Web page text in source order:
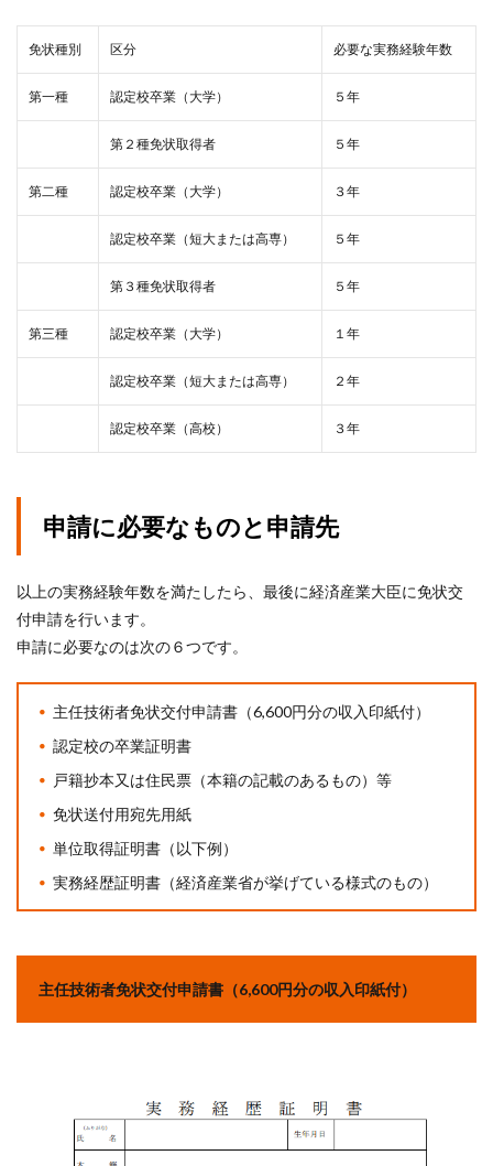
免状種別 区分 必要な実務経験年数
第一種 認定校卒業（大学） ５年
第２種免状取得者 ５年
第二種 認定校卒業（大学） ３年
認定校卒業（短大または高専） ５年
第３種免状取得者 ５年
第三種 認定校卒業（大学） １年
認定校卒業（短大または高専） ２年
認定校卒業（高校） ３年
申請に必要なものと申請先
以上の実務経験年数を満たしたら、最後に経済産業大臣に免状交
付申請を行います。
申請に必要なのは次の６つです。
主任技術者免状交付申請書（6,600円分の収入印紙付）
認定校の卒業証明書
戸籍抄本又は住民票（本籍の記載のあるもの）等
免状送付用宛先用紙
単位取得証明書（以下例）
実務経歴証明書（経済産業省が挙げている様式のもの）
主任技術者免状交付申請書（6,600円分の収入印紙付）